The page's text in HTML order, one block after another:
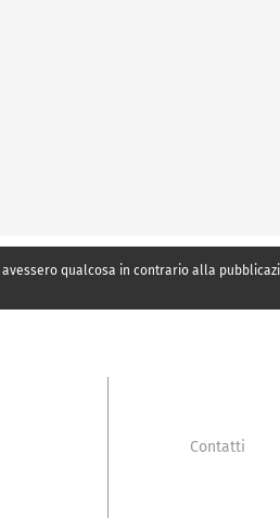
qualcosa in contrario alla
Contatti